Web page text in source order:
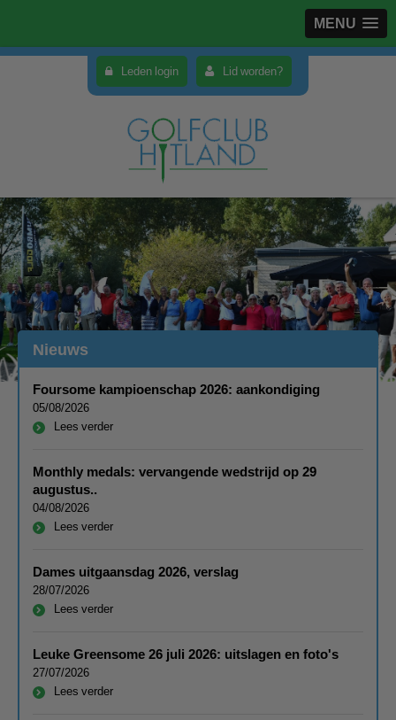
MENU
Leden login Lid worden?
Nieuws
Foursome kampioenschap 2026: aankondiging
05/08/2026
Lees verder
Monthly medals: vervangende wedstrijd op 29
augustus..
04/08/2026
Lees verder
Dames uitgaansdag 2026, verslag
28/07/2026
Lees verder
Leuke Greensome 26 juli 2026: uitslagen en foto's
27/07/2026
Lees verder